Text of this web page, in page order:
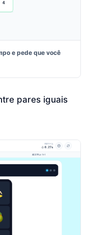
e pede que você
pares iguais